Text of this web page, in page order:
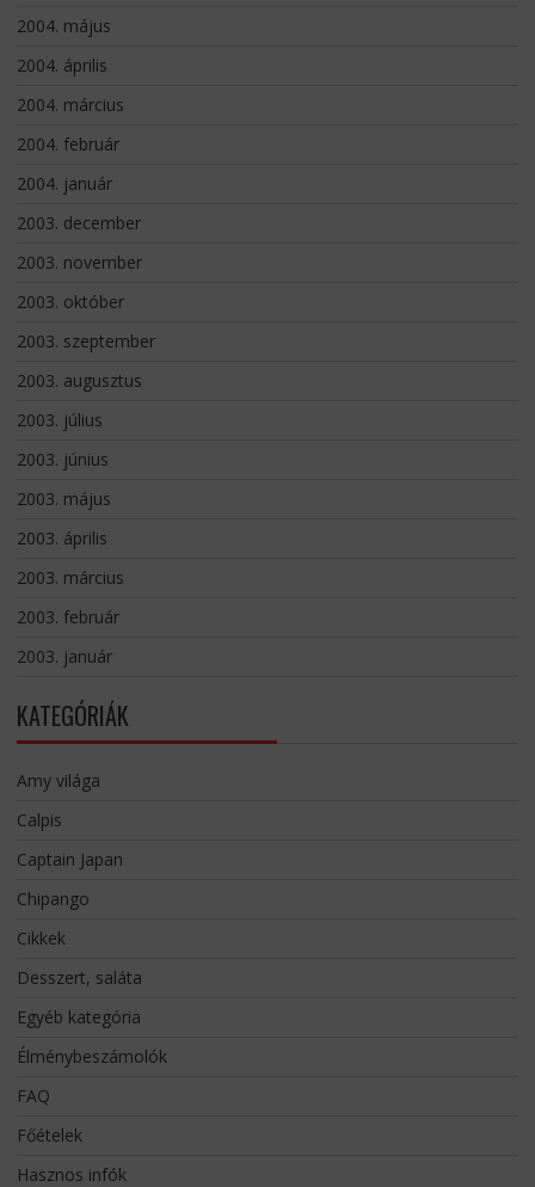
2004. május
2004. április
2004. március
2004. február
2004. január
2003. december
2003. november
2003. október
2003. szeptember
2003. augusztus
2003. július
2003. június
2003. május
2003. április
2003. március
2003. február
2003. január
KATEGÓRIÁK
Amy világa
Calpis
Captain Japan
Chipango
Cikkek
Desszert, saláta
Egyéb kategória
Élménybeszámolók
FAQ
Főételek
Hasznos infók